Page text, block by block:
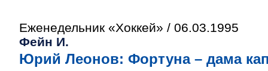
Еженедельник «Хоккей» / 06.03.1995
Фейн И.
Юрий Леонов: Фортуна – дама